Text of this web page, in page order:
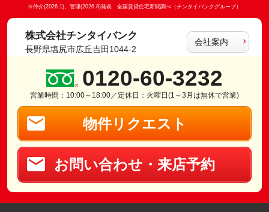
※仲介(2026.1)、管理(2026.8)発表 全国賃貸住宅新聞調べ（チンタイバンクグループ）
株式会社チンタイバンク
長野県塩尻市広丘吉田1044-2
会社案内
0120-60-3232
営業時間：10:00～18:00／定休日：火曜日(1～3月は無休で営業)
物件リクエスト
お問い合わせ・来店予約